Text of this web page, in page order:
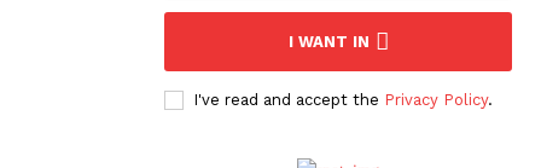
I WANT IN
I've read and accept the Privacy Policy.